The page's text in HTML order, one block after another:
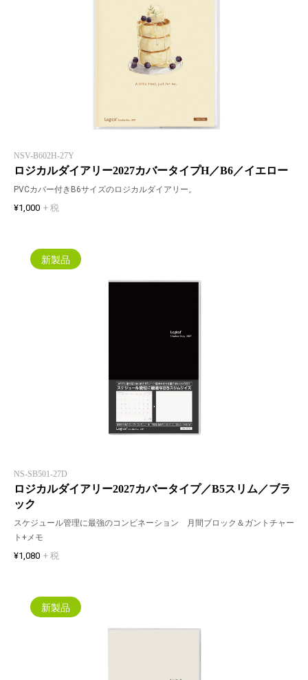
NSV-B602H-27Y
ロジカルダイアリー2027カバータイプH／B6／イエロー
PVCカバー付きB6サイズのロジカルダイアリー。
¥1,000 + 税
新製品
NS-SB501-27D
ロジカルダイアリー2027カバータイプ／B5スリム／ブラ
ック
スケジュール管理に最強のコンビネーション 月間ブロック＆ガントチャー
ト+メモ
¥1,080 + 税
新製品